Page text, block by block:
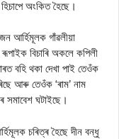
অংকিত হৈছে।
আর্হিমূলক গাঁৱলীয়া
ৰূপাইক বিচাৰি অকলে কপিলী
বহি থকা দেখা পাই তেওঁক
আৰু তেওঁক ‘ৰাম’ নাম
সমাবেশ ঘটাইছে।
চৰিত্ৰ হৈছে দীন বন্ধু